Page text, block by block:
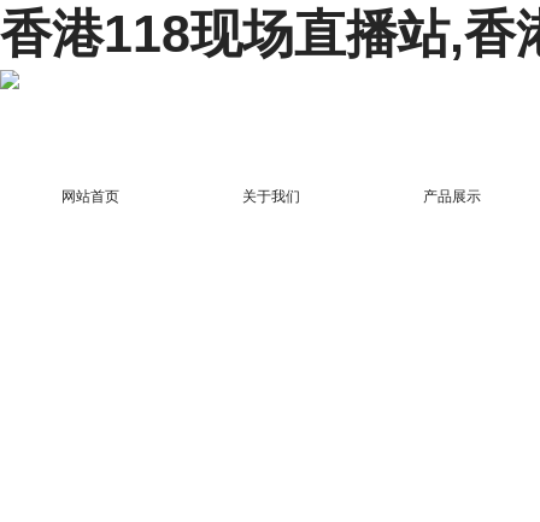
香港118现场直播站,香
网站首页 关于我们 产品展示